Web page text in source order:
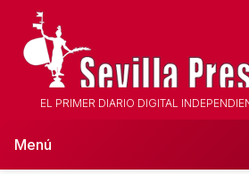
EL PRIMER DIARIO DIGITAL
Menú